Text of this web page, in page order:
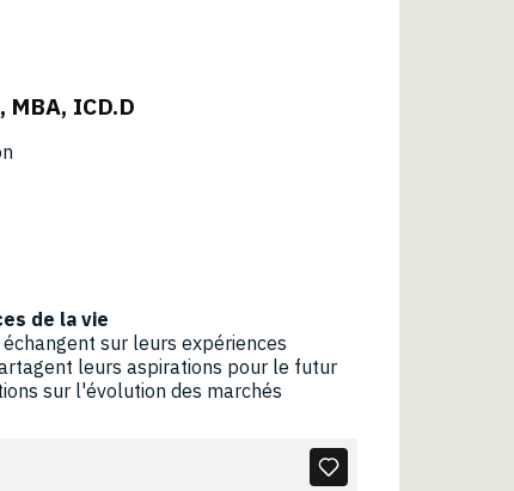
MBA, ICD.D
de la vie
sur leurs expériences
leurs aspirations pour le futur
sur l'évolution des marchés